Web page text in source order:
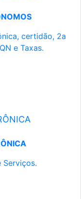
certidão, 2a
e Taxas.
Serviços.